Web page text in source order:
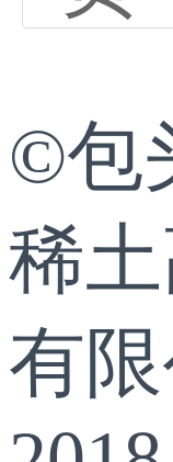
©包
稀
有限